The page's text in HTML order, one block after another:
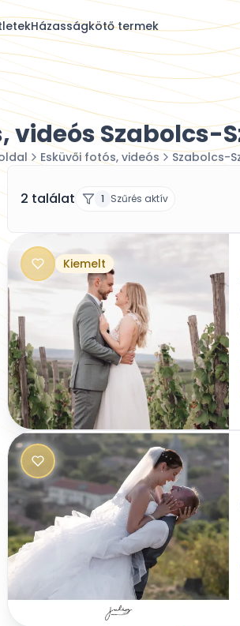
Házasságkötő termek
videós
Esküvői fotós, videós Szabolcs-
2 találat 1 Szűrés aktív
Kiemelt